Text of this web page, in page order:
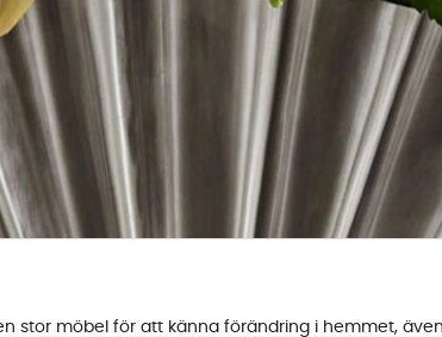
stor möbel för att känna förändring i hemmet,